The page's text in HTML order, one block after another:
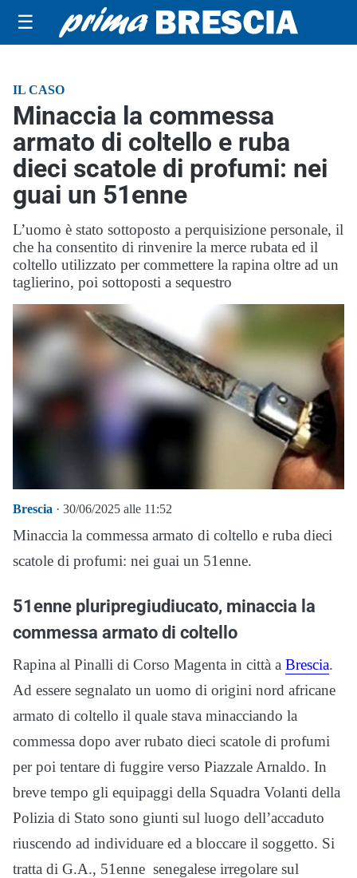
☰
IL CASO
Minaccia la commessa
armato di coltello e ruba
dieci scatole di profumi: nei
guai un 51enne
L’uomo è stato sottoposto a perquisizione personale, il
che ha consentito di rinvenire la merce rubata ed il
coltello utilizzato per commettere la rapina oltre ad un
taglierino, poi sottoposti a sequestro
Brescia · 30/06/2025 alle 11:52
Minaccia la commessa armato di coltello e ruba dieci
scatole di profumi: nei guai un 51enne.
51enne pluripregiudiucato, minaccia la
commessa armato di coltello
Rapina al Pinalli di Corso Magenta in città a Brescia.
Ad essere segnalato un uomo di origini nord africane
armato di coltello il quale stava minacciando la
commessa dopo aver rubato dieci scatole di profumi
per poi tentare di fuggire verso Piazzale Arnaldo. In
breve tempo gli equipaggi della Squadra Volanti della
Polizia di Stato sono giunti sul luogo dell’accaduto
riuscendo ad individuare ed a bloccare il soggetto. Si
tratta di G.A., 51enne senegalese irregolare sul